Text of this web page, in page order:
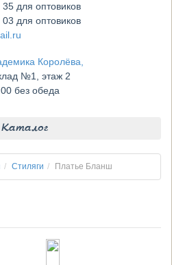
для оптовиков
для оптовиков
Королёва,
№1, этаж 2
без обеда
Каталог
Стиляги Платье Бланш